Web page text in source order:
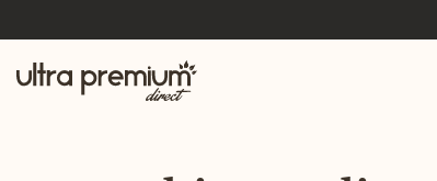
Accueil